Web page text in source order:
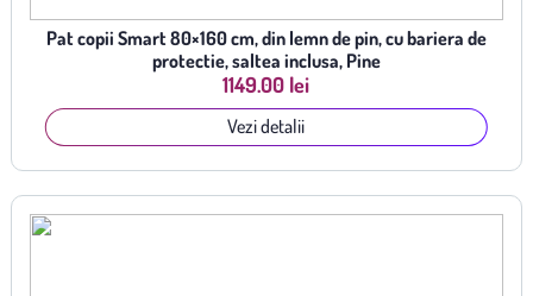
Pat copii Smart 80×160 cm, din lemn de pin, cu bariera de
protectie, saltea inclusa, Pine
1149.00 lei
Vezi detalii